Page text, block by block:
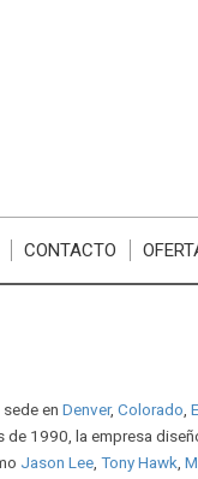
CONTACTO
en Denver, Colorado
de 1990, la empresa
Jason Lee, Tony Hawk